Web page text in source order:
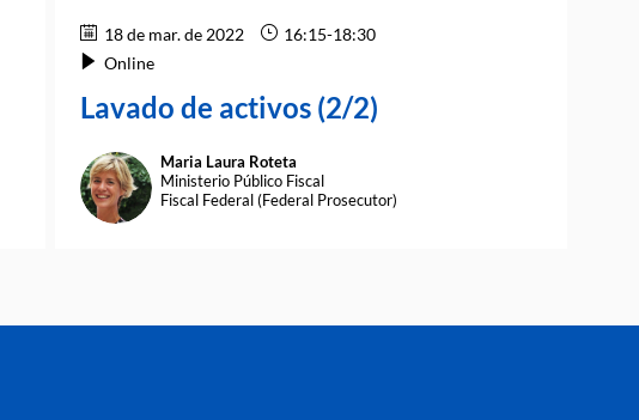
18 de mar. de 2022 16:15-18:30
Online
Lavado de activos (2/2)
MLR
Maria Laura Roteta
Ministerio Público Fiscal
Fiscal Federal (Federal Prosecutor)